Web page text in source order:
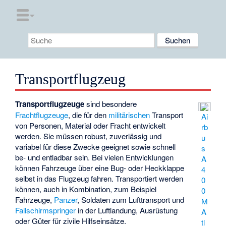
Transportflugzeug
Ai
rb
u
s
A
4
0
0
M
A
tl
Transportflugzeugesind besondere
Frachtflugzeuge, die für den militärischenTransport
von Personen, Material oder Fracht entwickelt
werden. Sie müssen robust, zuverlässig und
variabel für diese Zwecke geeignet sowie schnell
be- und entladbar sein. Bei vielen Entwicklungen
können Fahrzeuge über eine Bug- oder Heckklappe
selbst in das Flugzeug fahren. Transportiert werden
können, auch in Kombination, zum Beispiel
Fahrzeuge, Panzer, Soldaten zum Lufttransport und
Fallschirmspringer in der Luftlandung, Ausrüstung
oder Güter für zivile Hilfseinsätze.